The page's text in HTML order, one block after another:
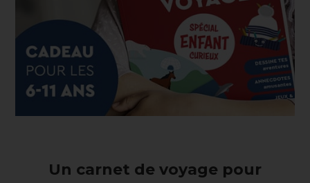
Un carnet de voyage pour